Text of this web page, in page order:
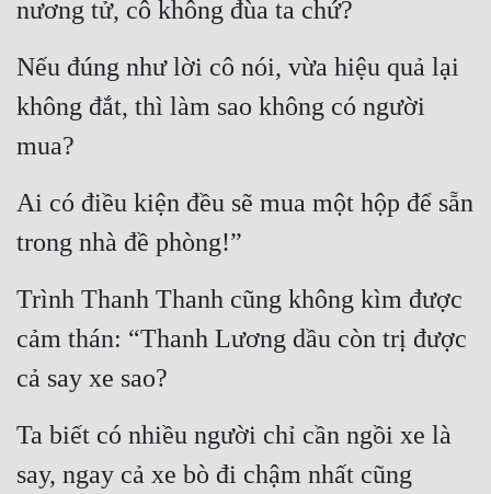
nương tử, cô không đùa ta chứ?
Nếu đúng như lời cô nói, vừa hiệu quả lại
không đắt, thì làm sao không có người
mua?
Ai có điều kiện đều sẽ mua một hộp để sẵn
trong nhà đề phòng!”
Trình Thanh Thanh cũng không kìm được
cảm thán: “Thanh Lương dầu còn trị được
cả say xe sao?
Ta biết có nhiều người chỉ cần ngồi xe là
say, ngay cả xe bò đi chậm nhất cũng